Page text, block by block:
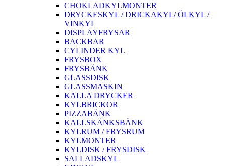
CHOKLADKYLMONTER
DRYCKESKYL / DRICKAKYL/ ÖLKYL /
VINKYL
DISPLAYFRYSAR
BACKBAR
CYLINDER KYL
FRYSBOX
FRYSBÄNK
GLASSDISK
GLASSMASKIN
KALLA DRYCKER
KYLBRICKOR
PIZZABÄNK
KALLSKÄNKSBÄNK
KYLRUM / FRYSRUM
KYLMONTER
KYLDISK / FRYSDISK
SALLADSKYL